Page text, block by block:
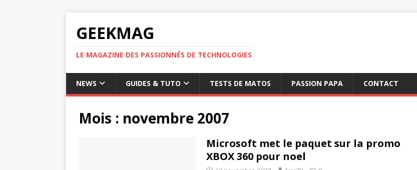
GEEKMAG
LE MAGAZINE DES PASSIONNÉS DE TECHNOLOGIES
NEWS GUIDES & TUTO TESTS DE MATOS PASSION PAPA CONTACT
Mois : novembre 2007
Microsoft met le paquet sur la promo
XBOX 360 pour noel